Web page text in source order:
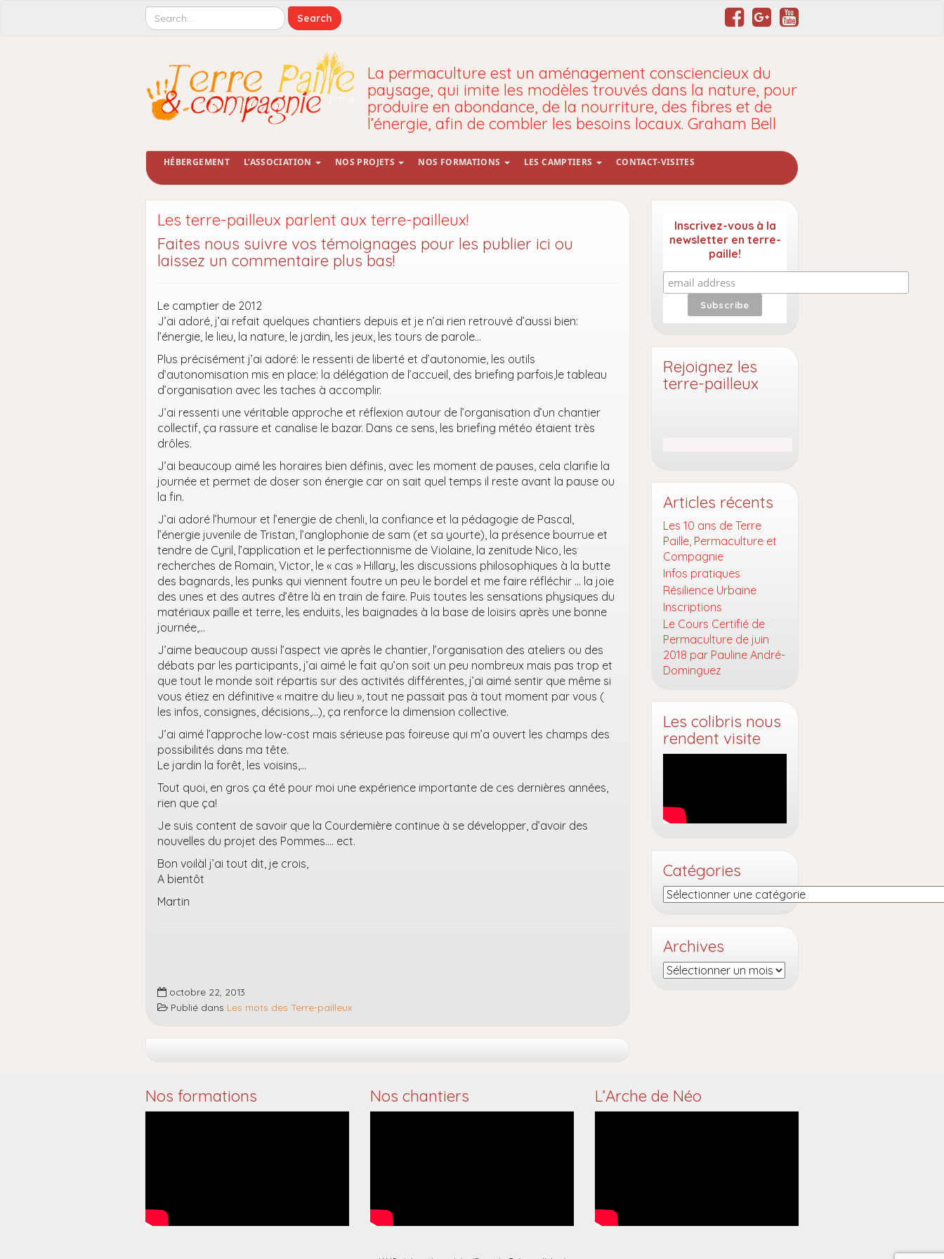
La permaculture est un aménagement consciencieux du
paysage, qui imite les modèles trouvés dans la nature, pour
produire en abondance, de la nourriture, des fibres et de
l’énergie, afin de combler les besoins locaux. Graham Bell
HÉBERGEMENT L’ASSOCIATION NOS PROJETS NOS FORMATIONS LES CAMPTIERS CONTACT-VISITES
Les terre-pailleux parlent aux terre-pailleux!
Faites nous suivre vos témoignages pour les publier ici ou
laissez un commentaire plus bas!
Le camptier de 2012
J’ai adoré, j’ai refait quelques chantiers depuis et je n’ai rien retrouvé d’aussi bien:
l’énergie, le lieu, la nature, le jardin, les jeux, les tours de parole…
Plus précisément j’ai adoré: le ressenti de liberté et d’autonomie, les outils
d’autonomisation mis en place: la délégation de l’accueil, des briefing parfois,le tableau
d’organisation avec les taches à accomplir.
J’ai ressenti une véritable approche et réflexion autour de l’organisation d’un chantier
collectif, ça rassure et canalise le bazar. Dans ce sens, les briefing météo étaient très
drôles.
J’ai beaucoup aimé les horaires bien définis, avec les moment de pauses, cela clarifie la
journée et permet de doser son énergie car on sait quel temps il reste avant la pause ou
la fin.
J’ai adoré l’humour et l’energie de chenli, la confiance et la pédagogie de Pascal,
l’énergie juvenile de Tristan, l’anglophonie de sam (et sa yourte), la présence bourrue et
tendre de Cyril, l’application et le perfectionnisme de Violaine, la zenitude Nico, les
recherches de Romain, Victor, le « cas » Hillary, les discussions philosophiques à la butte
des bagnards, les punks qui viennent foutre un peu le bordel et me faire réfléchir … la joie
des unes et des autres d’être là en train de faire. Puis toutes les sensations physiques du
matériaux paille et terre, les enduits, les baignades à la base de loisirs après une bonne
journée,…
J’aime beaucoup aussi l’aspect vie après le chantier, l’organisation des ateliers ou des
débats par les participants, j’ai aimé le fait qu’on soit un peu nombreux mais pas trop et
que tout le monde soit répartis sur des activités différentes, j’ai aimé sentir que même si
vous étiez en définitive « maitre du lieu », tout ne passait pas à tout moment par vous (
les infos, consignes, décisions,…), ça renforce la dimension collective.
J’ai aimé l’approche low-cost mais sérieuse pas foireuse qui m’a ouvert les champs des
possibilités dans ma tête.
Le jardin la forêt, les voisins,…
Tout quoi, en gros ça été pour moi une expérience importante de ces dernières années,
rien que ça!
Je suis content de savoir que la Courdemière continue à se développer, d’avoir des
nouvelles du projet des Pommes…. ect.
Bon voilàl j’ai tout dit, je crois,
A bientôt
Martin
octobre 22, 2013
Publié dans Les mots des Terre-pailleux
Inscrivez-vous à la
newsletter en terre-
paille!
Rejoignez les
terre-pailleux
Articles récents
Les 10 ans de Terre
Paille, Permaculture et
Compagnie
Infos pratiques
Résilience Urbaine
Inscriptions
Le Cours Certifié de
Permaculture de juin
2018 par Pauline André-
Dominguez
Les colibris nous
rendent visite
Catégories
Catégories
Archives
Archives
Nos formations Nos chantiers L’Arche de Néo